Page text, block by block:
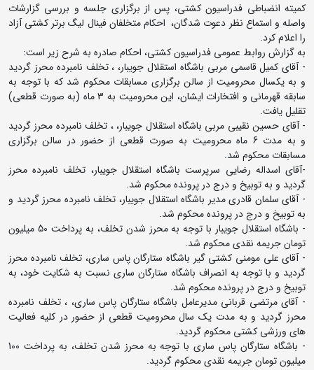
کمیته انضباطی فدراسیون کشتی، پس از برگزاری جلسه و بررسی گزارشات
واصله و استماع نظر دعوت شدگان، احکام متخلفان فینال لیگ برتر کشتی آزاد
را اعلام کرد.
به گزارش روابط عمومی فدراسیون کشتی، احکام صادره به شرح زیر است:
- آقای کمیل قاسمی مربی باشگاه استقلال جویبار، ، تخلف نامبرده محرز گردید
و به یکسال محرومیت از سالن برگزاری مسابقات محکوم شد که با توجه به
سابقه قهرمانی و افتخارات ایشان، این محرومیت به 3 ماه (به صورت قطعی)
تقلیل یافت.
- آقای حسین نقیبی مربی باشگاه استقلال جویبار، ، تخلف نامبرده محرز گردید
و به مدت 6 ماه محرومیت به صورت قطعی از حضور در سالن برگزاری
مسابقات محکوم شد.
-آقای اسداله رضایی سرپرست باشگاه استقلال جویبار، تخلف نامبرده محرز
گردید و به توبیخ و درج در پرونده محکوم شد.
- آقای سلمان قادری مدیر باشگاه استقلال جویبار، تخلف نامبرده محرز گردید و
به توبیخ و درج در پرونده محکوم شد.
- باشگاه استقلال جویبار با توجه به محرز شدن تخلف، به پرداخت 50 میلیون
تومان جریمه نقدی محکوم شد.
- آقای علی مومنی کشتی گیر باشگاه ستارگان پاس ساری، تخلف نامبرده محرز
گردید و با توجه به انصراف باشگاه ستارگان ساری نسبت به شکایت خود، به
توبیخ و درج در پرونده محکوم شد.
- آقای مرتضی قربانی مدیرعامل باشگاه ستارگان پاس ساری، ، تخلف نامبرده
محرز گردید و به مدت یک سال محرومیت قطعی از حضور در کلیه فعالیت
های ورزشی کشتی محکوم گردید.
- باشگاه ستارگان پاس ساری با توجه به محرز شدن تخلف، به پرداخت 100
میلیون تومان جریمه نقدی محکوم گردید.